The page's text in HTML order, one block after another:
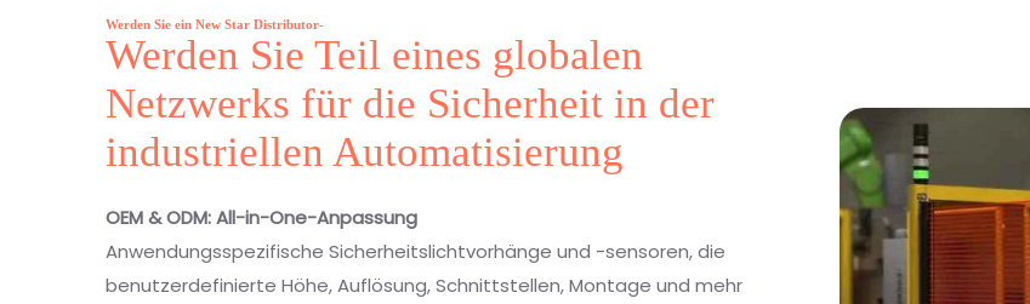
Werden Sie ein New Star Distributor-
Werden Sie Teil eines globalen
Netzwerks für die Sicherheit in der
industriellen Automatisierung
OEM & ODM: All-in-One-Anpassung
Anwendungsspezifische Sicherheitslichtvorhänge und -sensoren, die
benutzerdefinierte Höhe, Auflösung, Schnittstellen, Montage und mehr